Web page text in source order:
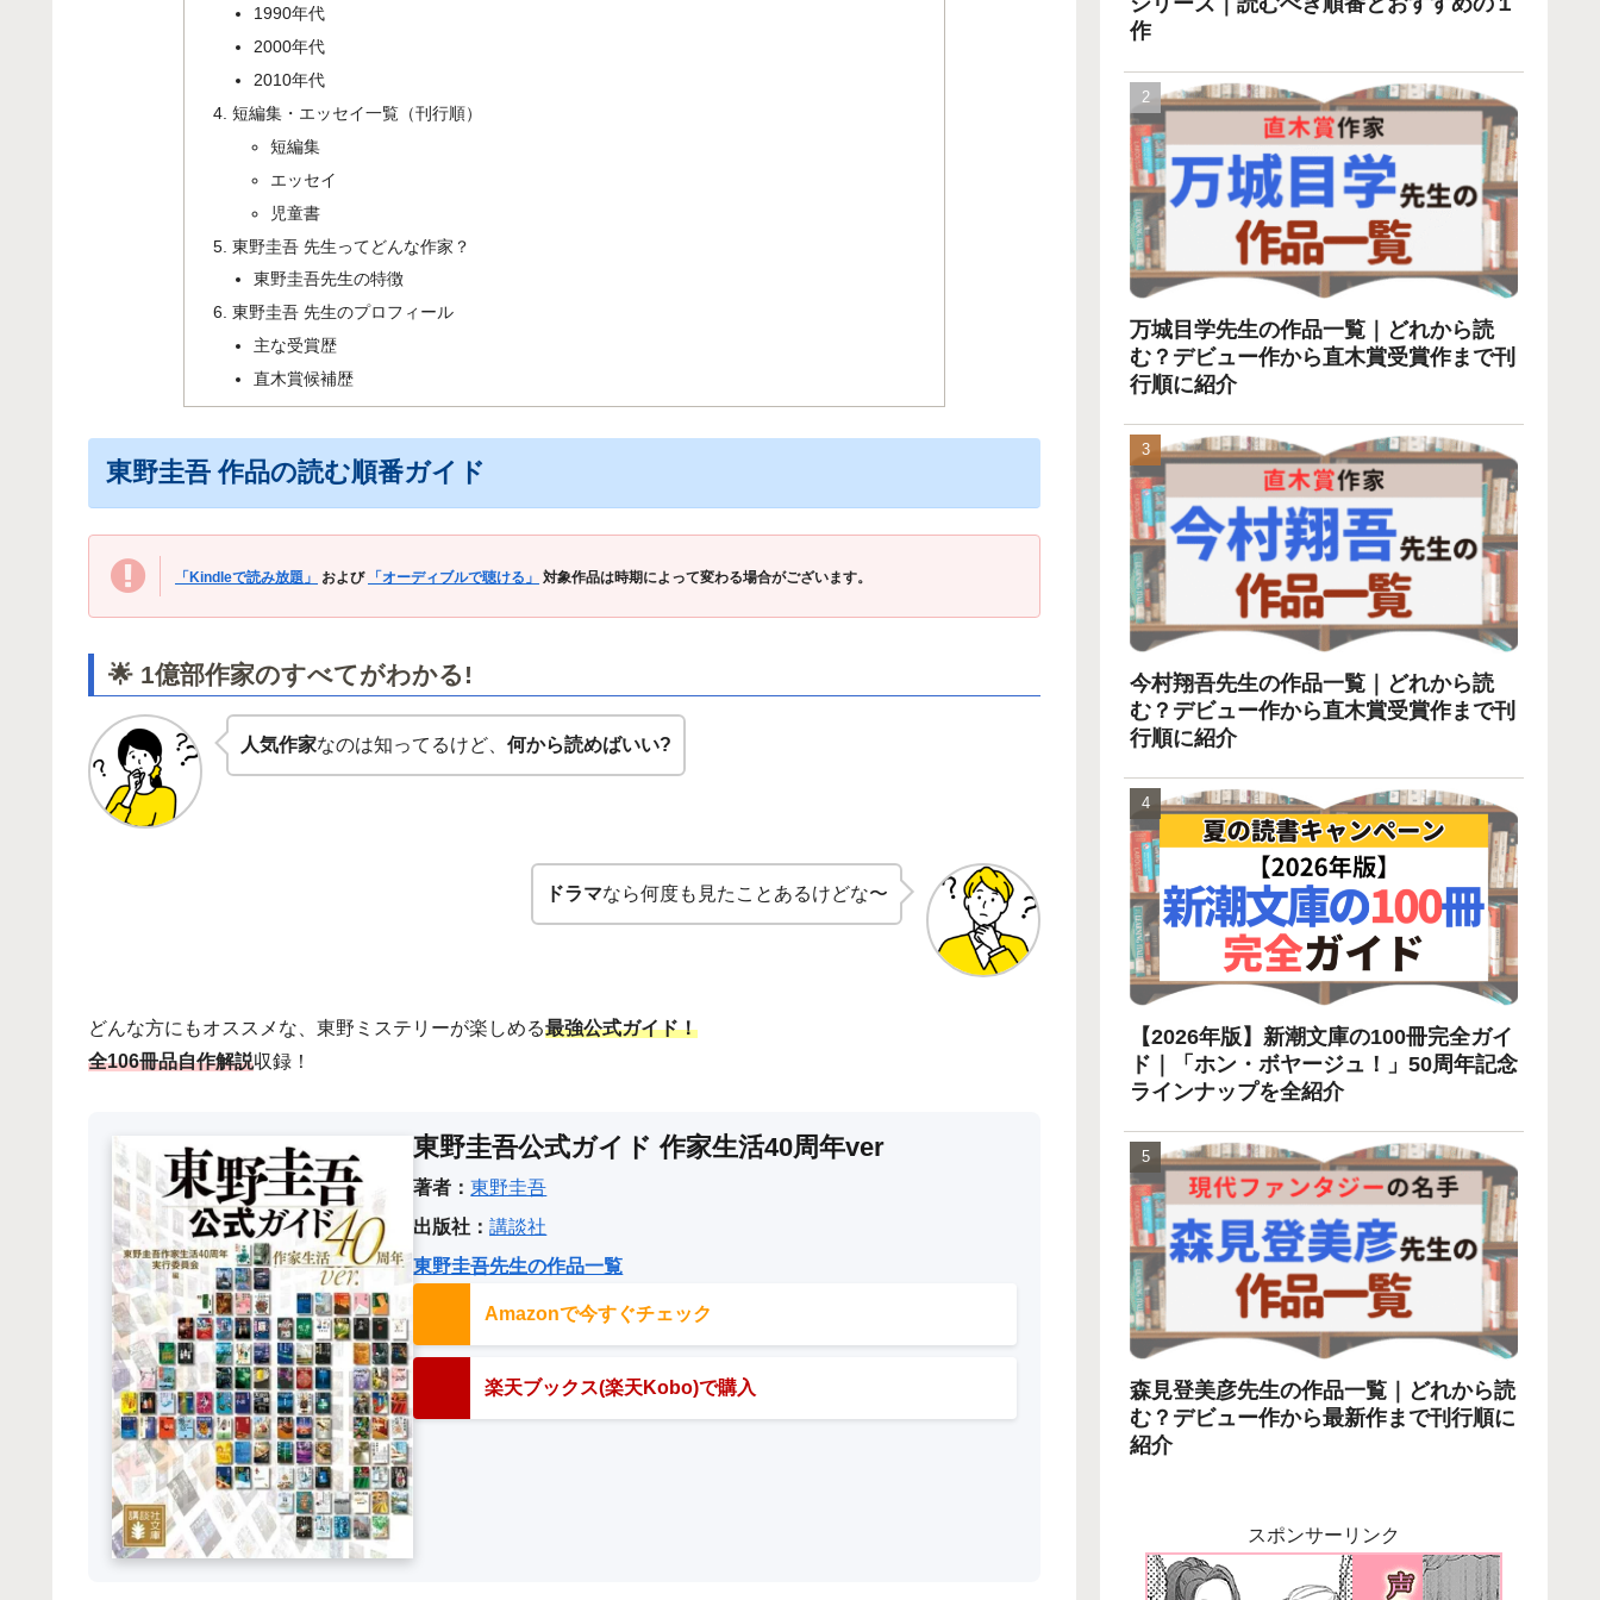
1990年代
2000年代
2010年代
短編集・エッセイ一覧（刊行順）
短編集
エッセイ
児童書
東野圭吾 先生ってどんな作家？
東野圭吾先生の特徴
東野圭吾 先生のプロフィール
主な受賞歴
直木賞候補歴
東野圭吾 作品の読む順番ガイド
「Kindleで読み放題」 および 「オーディブルで聴ける」 対象作品は時期によって変わる場合がございます。
🌟 1億部作家のすべてがわかる!
人気作家なのは知ってるけど、 何から読めばいい?
ドラマなら何度も見たことあるけどな〜
どんな方にもオススメな、東野ミステリーが楽しめる最強公式ガイド！
全106冊品自作解説収録！
東野圭吾公式ガイド 作家生活40周年ver
著者：東野圭吾
出版社：講談社
東野圭吾先生の作品一覧
Amazonで今すぐチェック
楽天ブックス(楽天Kobo)で購入
作
万城目学先生の作品一覧｜どれから読
む？デビュー作から直木賞受賞作まで刊
行順に紹介
今村翔吾先生の作品一覧｜どれから読
む？デビュー作から直木賞受賞作まで刊
行順に紹介
【2026年版】新潮文庫の100冊完全ガイ
ド｜「ホン・ボヤージュ！」50周年記念
ラインナップを全紹介
森見登美彦先生の作品一覧｜どれから読
む？デビュー作から最新作まで刊行順に
紹介
スポンサーリンク